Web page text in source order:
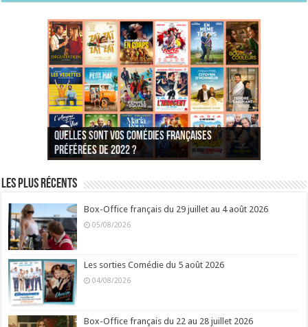
Quelles sont vos comédies françaises
préférées de 2022 ?
Quel est votre personnage préféré du Père
Noël est une ordure ?
Quelles sont vos comédies françaises
préférées de 2021 ?
Quel est votre « Gendarme » préféré ?
Quels sont vos 3 comédies de Jean-Marie Poiré
préférées ?
Quel est votre « Tati » préféré ?
Quel est votre « bronzé » préféré ?
Les plus récents
Box-Office français du 29 juillet au 4 août 2026
05/08/2026
Les sorties Comédie du 5 août 2026
04/08/2026
Box-Office français du 22 au 28 juillet 2026